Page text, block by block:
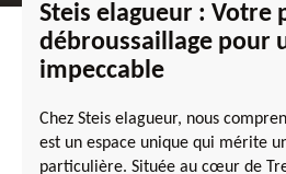
Steis elagueur : Votre
débroussaillage pour
impeccable
Chez Steis elagueur, nous
est un espace unique qui mérite
particulière. Située au cœur de